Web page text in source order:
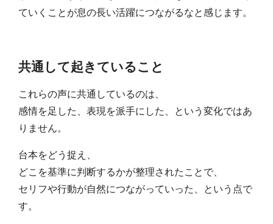
ていくことが息の長い活躍につながるなと感じます。
共通して起きていること
これらの声に共通しているのは、
感情を足した、表現を派手にした、という変化ではあ
りません。
台本をどう捉え、
どこを基準に判断するかが整理されたことで、
セリフや行動が自然につながっていった、という点で
す。